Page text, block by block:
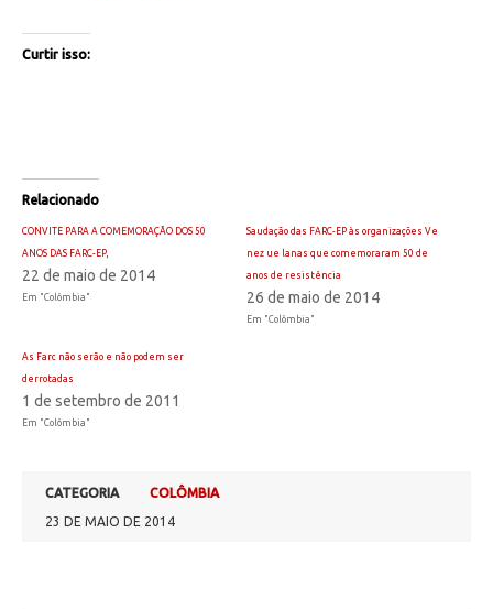
Curtir isso:
Relacionado
CONVITE PARA A COMEMORAÇÃO DOS 50
ANOS DAS FARC-EP,
22 de maio de 2014
Em "Colômbia"
Saudação das FARC-EP às organizações Ve
nez ue lanas que comemoraram 50 de
anos de resistência
26 de maio de 2014
Em "Colômbia"
As Farc não serão e não podem ser
derrotadas
1 de setembro de 2011
Em "Colômbia"
CATEGORIA
COLÔMBIA
23 DE MAIO DE 2014